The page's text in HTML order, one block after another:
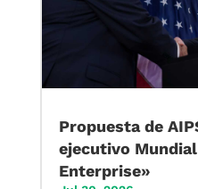
Propuesta de
ejecutivo
Enterprise»